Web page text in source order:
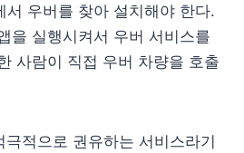
서 우버를 찾아 설치해야 한다.
을 실행시켜서 우버 서비스를
사람이 직접 우버 차량을 호출
극적으로 권유하는 서비스라기